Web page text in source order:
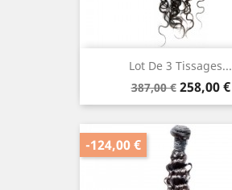
Lot De 3 Tissages...
Prix
de
387,00 € Prix
258,00 €
-124,00 €